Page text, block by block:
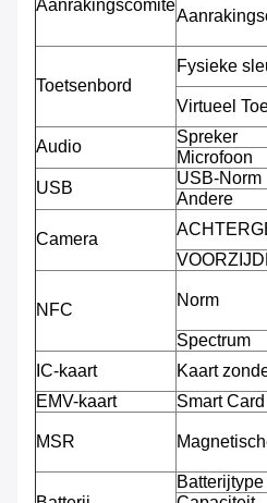
Aanrakingscomité
Toetsenbord
Fysieke
Virtueel
Audio
Spreker
Microfoon
USB
USB-Norm
Andere
Camera
NFC
Norm
Spectrum
IC-kaart
Kaart
EMV-kaart
Smart Card
MSR
Batterijtype